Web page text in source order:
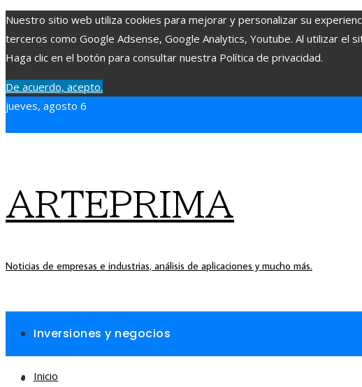
Nuestro sitio web utiliza cookies para mejorar y personalizar su
terceros como Google Adsense, Google Analytics, Youtube. Al utilizar el
Haga clic en el botón para consultar nuestra Política de privacidad.
De acuerdo, acepto.
jueves, agosto 6
ARTEPRIMA
Noticias de empresas e industrias, análisis de aplicaciones y mucho más.
Inversiones y negocios
Responsabilidad social
Inicio